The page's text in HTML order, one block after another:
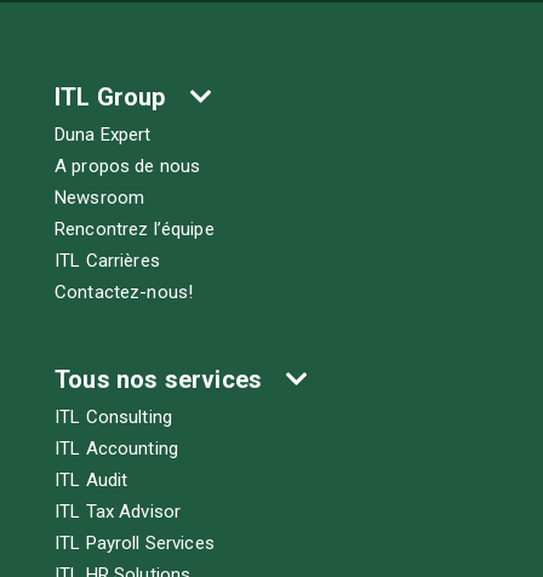
ITL Group
Duna Expert
A propos de nous
Newsroom
Rencontrez l’équipe
ITL Carrières
Contactez-nous!
Tous nos services
ITL Consulting
ITL Accounting
ITL Audit
ITL Tax Advisor
ITL Payroll Services